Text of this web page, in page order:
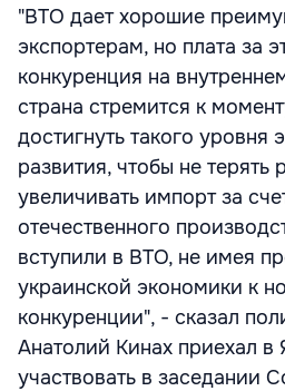
"ВТО дает хорошие
экспортерам, но плата за
конкуренция на
страна стремится к
достигнуть такого уровня
развития, чтобы не терять
увеличивать импорт за
отечественного
вступили в ВТО, не имея
украинской экономики к
конкуренции", - сказал
Анатолий Кинах приехал в
участвовать в заседании